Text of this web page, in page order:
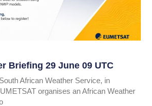
Briefing 29 June 09 UTC
African Weather Service, in
organises an African Weather